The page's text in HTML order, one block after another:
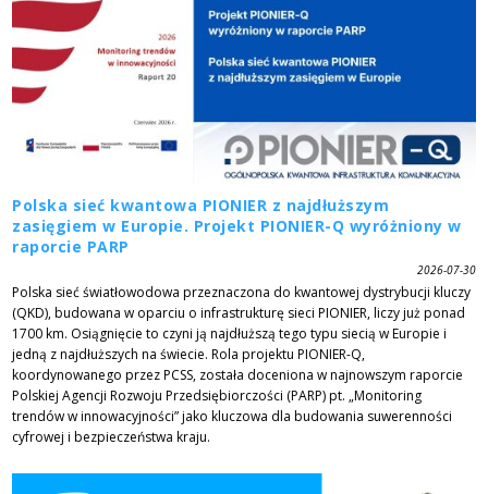
Polska sieć kwantowa PIONIER z najdłuższym
zasięgiem w Europie. Projekt PIONIER-Q wyróżniony w
raporcie PARP
2026-07-30
Polska sieć światłowodowa przeznaczona do kwantowej dystrybucji kluczy
(QKD), budowana w oparciu o infrastrukturę sieci PIONIER, liczy już ponad
1700 km. Osiągnięcie to czyni ją najdłuższą tego typu siecią w Europie i
jedną z najdłuższych na świecie. Rola projektu PIONIER-Q,
koordynowanego przez PCSS, została doceniona w najnowszym raporcie
Polskiej Agencji Rozwoju Przedsiębiorczości (PARP) pt. „Monitoring
trendów w innowacyjności” jako kluczowa dla budowania suwerenności
cyfrowej i bezpieczeństwa kraju.